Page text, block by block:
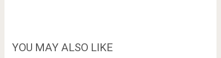
YOU MAY ALSO LIKE